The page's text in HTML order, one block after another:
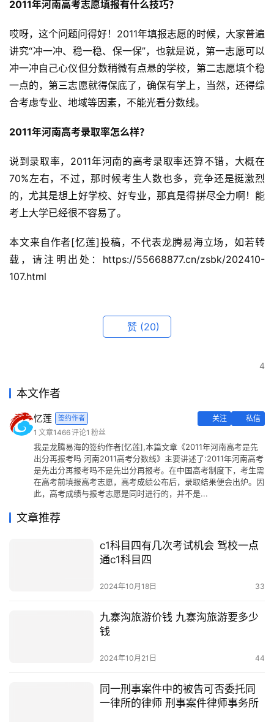
2011年河南高考志愿填报有什么技巧？
哎呀，这个问题问得好！2011年填报志愿的时候，大家普遍
讲究“冲一冲、稳一稳、保一保”，也就是说，第一志愿可以
冲一冲自己心仪但分数稍微有点悬的学校，第二志愿填个稳
一点的，第三志愿就得保底了，确保有学上，当然，还得综
合考虑专业、地域等因素，不能光看分数线。
2011年河南高考录取率怎么样？
说到录取率，2011年河南的高考录取率还算不错，大概在
70%左右，不过，那时候考生人数也多，竞争还是挺激烈
的，尤其是想上好学校、好专业，那真是得拼尽全力啊！能
考上大学已经很不容易了。
本文来自作者[忆莲]投稿，不代表龙腾易海立场，如若转
载，请注明出处：https://55668877.cn/zsbk/202410-
107.html
赞 (20)
4
本文作者
忆莲 签约作者 关注
私信
1 文章1466评论1 粉丝
我是龙腾易海的签约作者[忆莲],本篇文章《2011年河南高考是先
出分再报考吗 河南2011高考分数线》主要讲述了:2011年河南高考
是先出分再报考吗不是先出分再报考。在中国高考制度下，考生需
在高考前填报高考志愿，高考成绩公布后，录取结果便会出炉。因
此，高考成绩与报考志愿是同时进行的，并不是...
文章推荐
c1科目四有几次考试机会 驾校一点
通c1科目四
2024年10月18日 33
九寨沟旅游价钱 九寨沟旅游要多少
钱
2024年10月21日 44
同一刑事案件中的被告可否委托同
一律所的律师 刑事案件律师事务所